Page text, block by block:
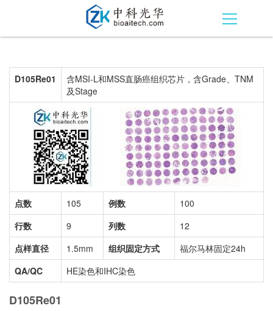
D105Re01
含MSI-L和MSS直肠癌组织芯片，含Grade、TNM
及Stage
点数 105 例数
100
行数
9 列数
12
点样直径
1.5mm 组织固定方式
福尔马林固定24h
QA/QC
HE染色和IHC染色
D105Re01